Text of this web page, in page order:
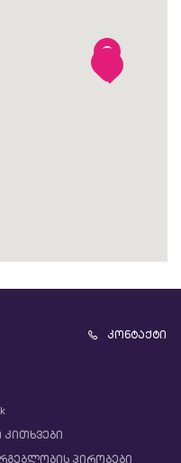
კონტაქტი
პირობები